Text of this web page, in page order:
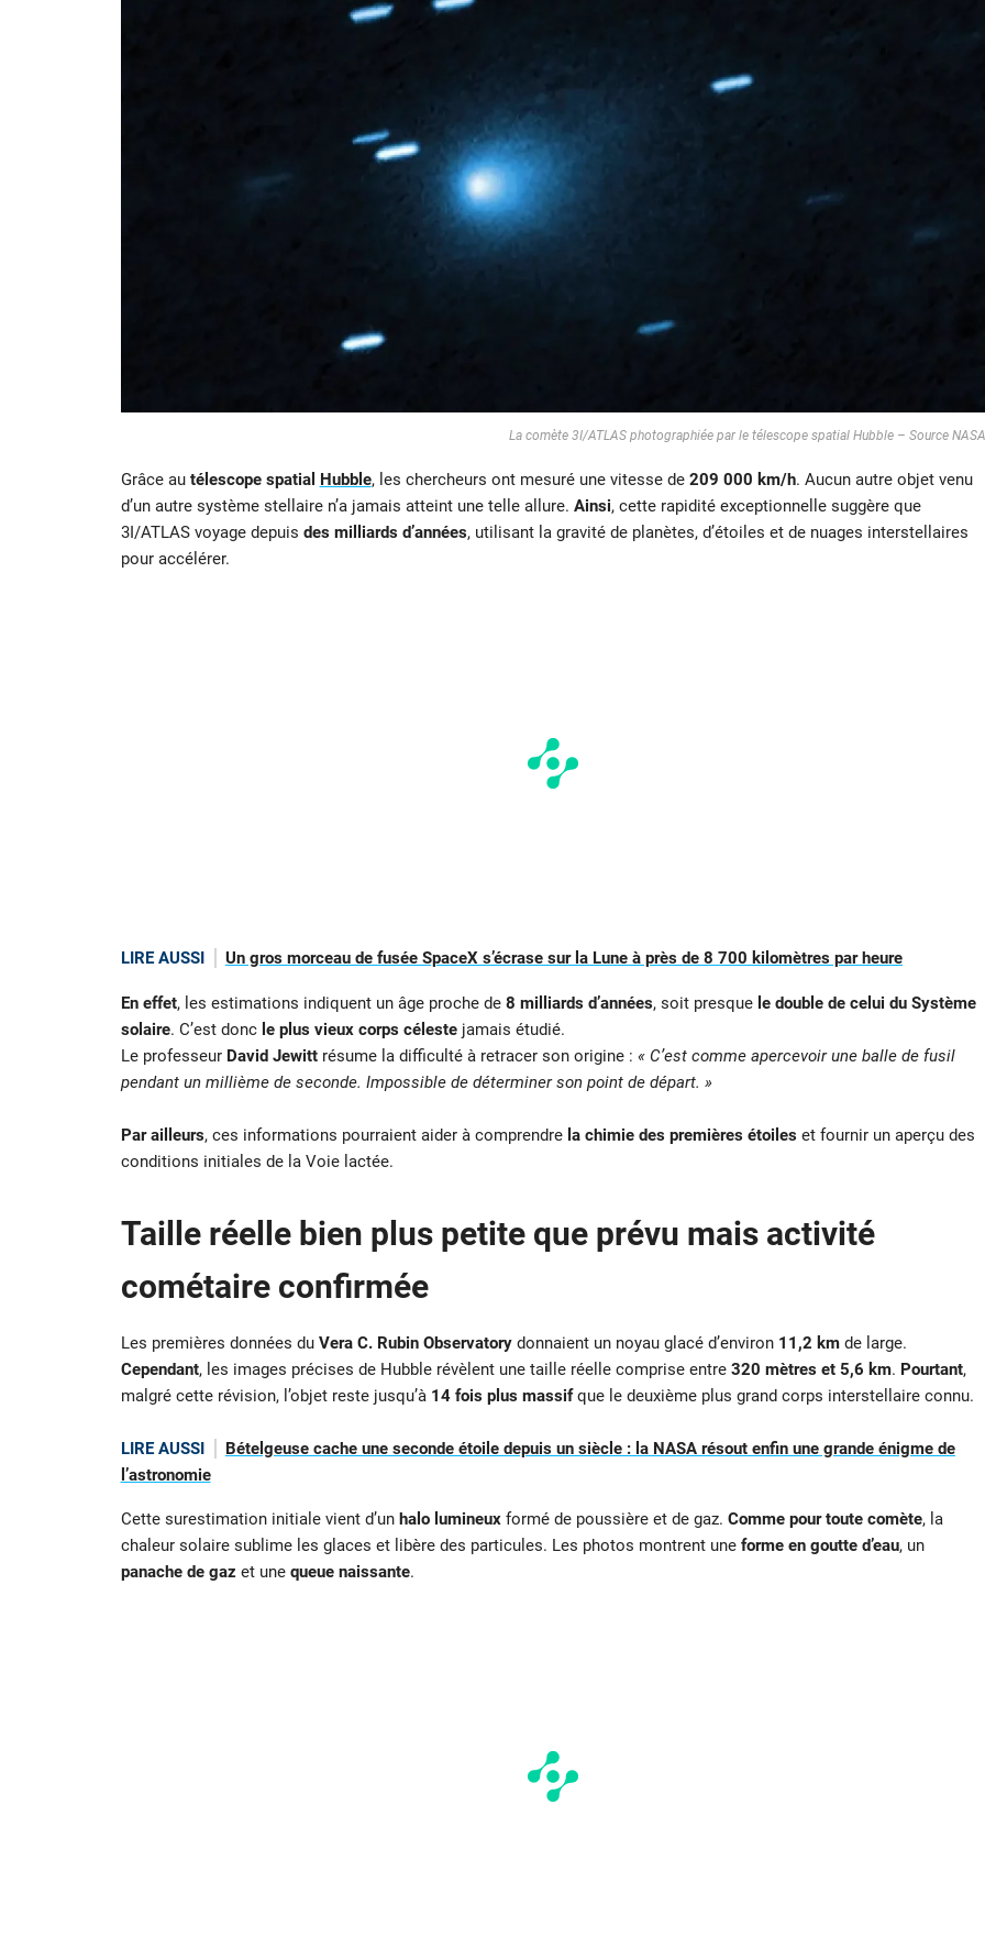
La comète 3I/ATLAS photographiée par le télescope spatial Hubble – Source NASA
Grâce au télescope spatial Hubble, les chercheurs ont mesuré une vitesse de 209 000 km/h. Aucun autre objet venu
d’un autre système stellaire n’a jamais atteint une telle allure. Ainsi, cette rapidité exceptionnelle suggère que
3I/ATLAS voyage depuis des milliards d’années, utilisant la gravité de planètes, d’étoiles et de nuages interstellaires
pour accélérer.
LIRE AUSSI Un gros morceau de fusée SpaceX s’écrase sur la Lune à près de 8 700 kilomètres par heure
En effet, les estimations indiquent un âge proche de 8 milliards d’années, soit presque le double de celui du Système
solaire. C’est donc le plus vieux corps célestejamais étudié.
Le professeur David Jewittrésume la difficulté à retracer son origine : « C’est comme apercevoir une balle de fusil
pendant un millième de seconde. Impossible de déterminer son point de départ. »
Par ailleurs, ces informations pourraient aider à comprendre la chimie des premières étoileset fournir un aperçu des
conditions initiales de la Voie lactée.
Taille réelle bien plus petite que prévu mais activité
cométaire confirmée
Les premières données du Vera C. Rubin Observatorydonnaient un noyau glacé d’environ 11,2 kmde large.
Cependant, les images précises de Hubble révèlent une taille réelle comprise entre 320 mètres et 5,6 km. Pourtant,
malgré cette révision, l’objet reste jusqu’à 14 fois plus massifque le deuxième plus grand corps interstellaire connu.
LIRE AUSSI
Bételgeuse cache une seconde étoile depuis un siècle : la NASA résout enfin une grande énigme de
l’astronomie
Cette surestimation initiale vient d’un halo lumineuxformé de poussière et de gaz. Comme pour toute comète, la
chaleur solaire sublime les glaces et libère des particules. Les photos montrent une forme en goutte d’eau, un
panache de gazet une queue naissante.